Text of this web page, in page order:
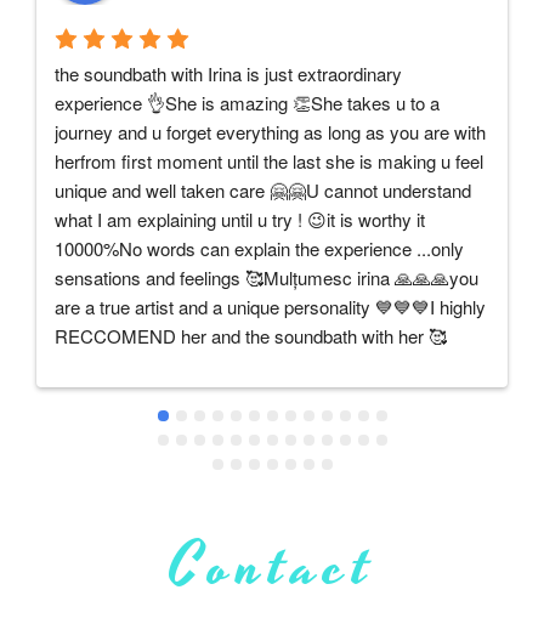
the soundbath with Irina is just extraordinary
experience 👌She is amazing 👏She takes u to a
journey and u forget everything as long as you are with
herfrom first moment until the last she is making u feel
unique and well taken care 🤗🤗U cannot understand
what I am explaining until u try ! 😉it is worthy it
10000%No words can explain the experience ...only
sensations and feelings 🥰Mulțumesc irina 🙏🙏🙏you
are a true artist and a unique personality 💙💙💙I highly
RECCOMEND her and the soundbath with her 🥰
Contact